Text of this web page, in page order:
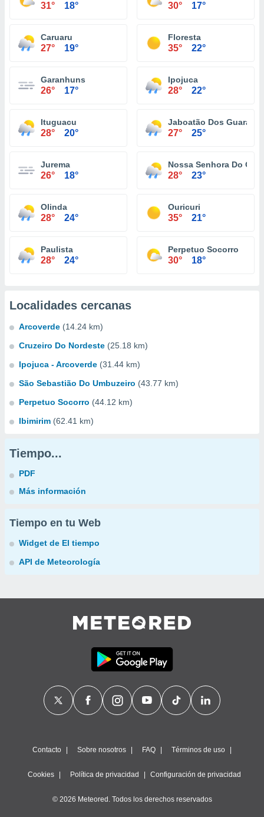
31° 18° 30° 17°
Caruaru
27° 19°
Floresta
35° 22°
Garanhuns
26° 17°
Ipojuca
28° 22°
Ituguacu
28° 20°
Jaboatão Dos
27° 25°
Jurema
26° 18°
Nossa Senhora Do O
28° 23°
Olinda
28° 24°
Ouricuri
35° 21°
Paulista
28° 24°
Perpetuo Socorro
30° 18°
Localidades cercanas
Arcoverde (14.24 km)
Cruzeiro Do Nordeste (25.18 km)
Ipojuca - Arcoverde (31.44 km)
São Sebastião Do Umbuzeiro (43.77 km)
Perpetuo Socorro (44.12 km)
Ibimirim (62.41 km)
Tiempo...
PDF
Más información
Tiempo en tu Web
Widget de El tiempo
API de Meteorología
Contacto Sobre nosotros FAQ Términos de uso
Cookies Política de privacidad Configuración de privacidad
© 2026 Meteored. Todos los derechos reservados